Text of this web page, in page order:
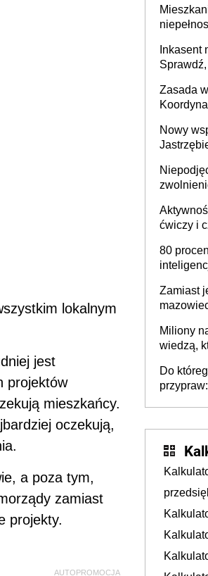
lokalnym
jest
projektów
mieszkańcy.
oczekują,
a poza tym,
zamiast
projekty.
AUTOPROMOCJA
Inkasent
Zasada
Nowy
ćwiczy i
80
Zamiast
Europie
Miliony
wiedzą,
Do